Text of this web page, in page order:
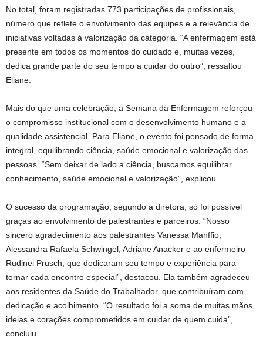
No total, foram registradas 773 participações de profissionais,
número que reflete o envolvimento das equipes e a relevância de
iniciativas voltadas à valorização da categoria. “A enfermagem está
presente em todos os momentos do cuidado e, muitas vezes,
dedica grande parte do seu tempo a cuidar do outro”, ressaltou
Eliane.
Mais do que uma celebração, a Semana da Enfermagem reforçou
o compromisso institucional com o desenvolvimento humano e a
qualidade assistencial. Para Eliane, o evento foi pensado de forma
integral, equilibrando ciência, saúde emocional e valorização das
pessoas. “Sem deixar de lado a ciência, buscamos equilibrar
conhecimento, saúde emocional e valorização”, explicou.
O sucesso da programação, segundo a diretora, só foi possível
graças ao envolvimento de palestrantes e parceiros. “Nosso
sincero agradecimento aos palestrantes Vanessa Manffio,
Alessandra Rafaela Schwingel, Adriane Anacker e ao enfermeiro
Rudinei Prusch, que dedicaram seu tempo e experiência para
tornar cada encontro especial”, destacou. Ela também agradeceu
aos residentes da Saúde do Trabalhador, que contribuíram com
dedicação e acolhimento. “O resultado foi a soma de muitas mãos,
ideias e corações comprometidos em cuidar de quem cuida”,
concluiu.